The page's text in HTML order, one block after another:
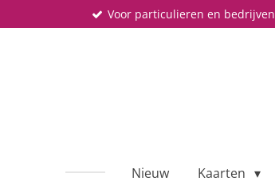
direct
Voor particulieren en bedrijven
Nieuw Kaarten